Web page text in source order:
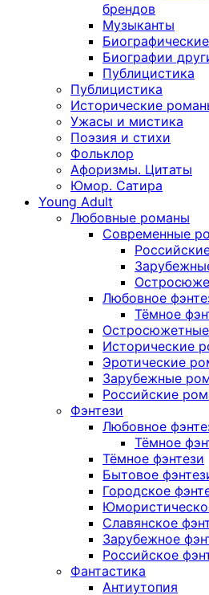
брендов
Музыканты
Биографии
Публицистика
Публицистика
Исторические
Ужасы и мистика
Поэзия и стихи
Фольклор
Афоризмы. Цитаты
Юмор. Сатира
Young Adult
Любовные романы
Современные
Любовное
Тёмное
Исторические
Эротические
Зарубежные
Российские
Фэнтези
Любовное
Тёмное
Тёмное фэнтези
Бытовое
Городское
Славянское
Зарубежное
Российское
Фантастика
Антиутопия